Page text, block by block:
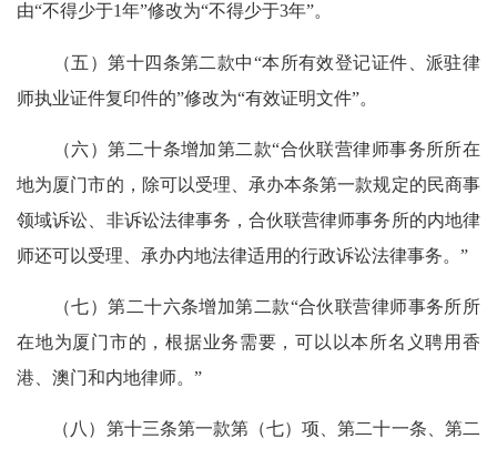
由“不得少于1年”修改为“不得少于3年”。
（五）第十四条第二款中“本所有效登记证件、派驻律
师执业证件复印件的”修改为“有效证明文件”。
（六）第二十条增加第二款“合伙联营律师事务所所在
地为厦门市的，除可以受理、承办本条第一款规定的民商事
领域诉讼、非诉讼法律事务，合伙联营律师事务所的内地律
师还可以受理、承办内地法律适用的行政诉讼法律事务。”
（七）第二十六条增加第二款“合伙联营律师事务所所
在地为厦门市的，根据业务需要，可以以本所名义聘用香
港、澳门和内地律师。”
（八）第十三条第一款第（七）项、第二十一条、第二